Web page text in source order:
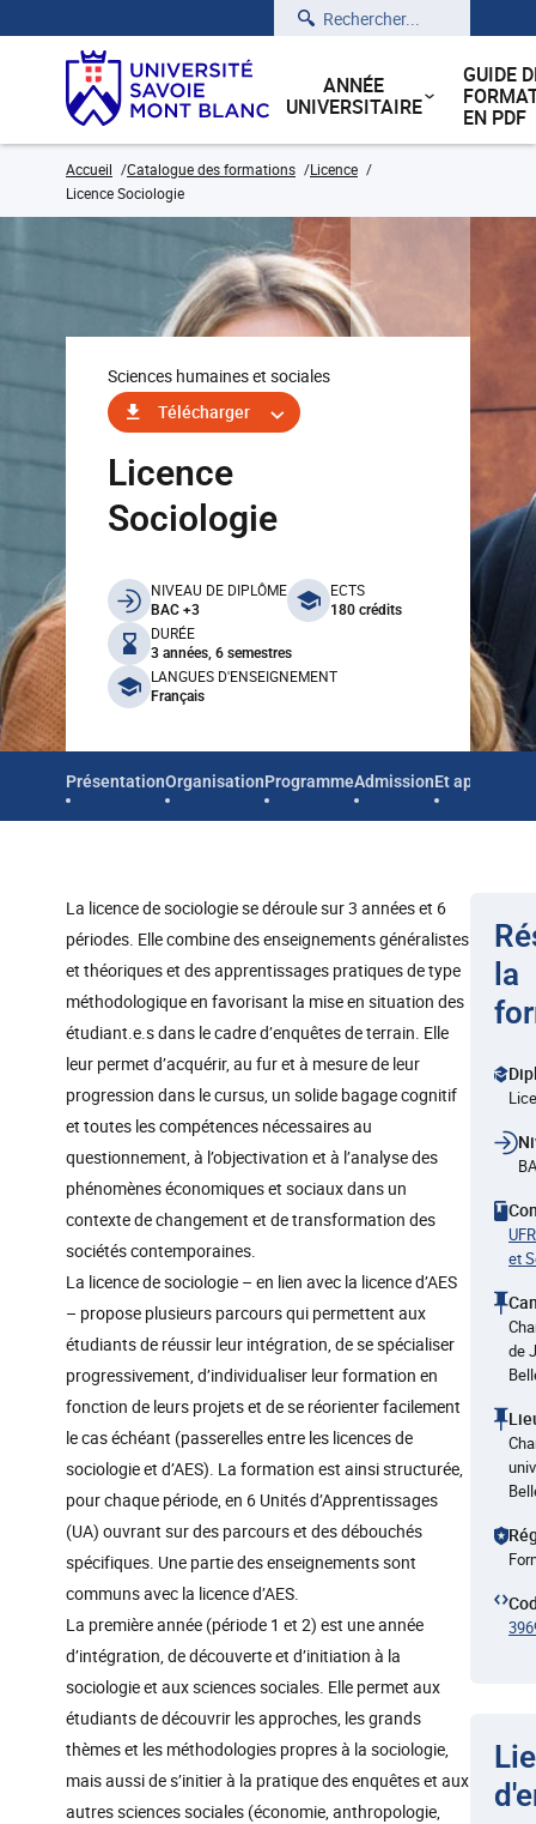
Rechercher
ANNÉE
UNIVERSITAIRE
GUIDE
EN PDF
Accueil Catalogue des formations
Licence
Licence Sociologie
Sciences humaines et sociales
Télécharger
Licence
Sociologie
benefits
NIVEAU DE DIPLÔME
BAC +3
ECTS
180 crédits
DURÉE
3 années, 6 semestres
LANGUES D'ENSEIGNEMENT
Français
PrésentationOrganisationProgrammeAdmissionEt après
La licence de sociologie se déroule sur 3 années et 6
périodes. Elle combine des enseignements généralistes
et théoriques et des apprentissages pratiques de type
méthodologique en favorisant la mise en situation des
étudiant.e.s dans le cadre d’enquêtes de terrain. Elle
leur permet d’acquérir, au fur et à mesure de leur
progression dans le cursus, un solide bagage cognitif
et toutes les compétences nécessaires au
questionnement, à l’objectivation et à l’analyse des
phénomènes économiques et sociaux dans un
contexte de changement et de transformation des
sociétés contemporaines.
La licence de sociologie – en lien avec la licence d’AES
– propose plusieurs parcours qui permettent aux
étudiants de réussir leur intégration, de se spécialiser
progressivement, d’individualiser leur formation en
fonction de leurs projets et de se réorienter facilement
le cas échéant (passerelles entre les licences de
sociologie et d’AES). La formation est ainsi structurée,
pour chaque période, en 6 Unités d’Apprentissages
(UA) ouvrant sur des parcours et des débouchés
spécifiques. Une partie des enseignements sont
communs avec la licence d’AES.
La première année (période 1 et 2) est une année
d’intégration, de découverte et d’initiation à la
sociologie et aux sciences sociales. Elle permet aux
étudiants de découvrir les approches, les grands
thèmes et les méthodologies propres à la sociologie,
mais aussi de s’initier à la pratique des enquêtes et aux
autres sciences sociales (économie, anthropologie,
la
et
de